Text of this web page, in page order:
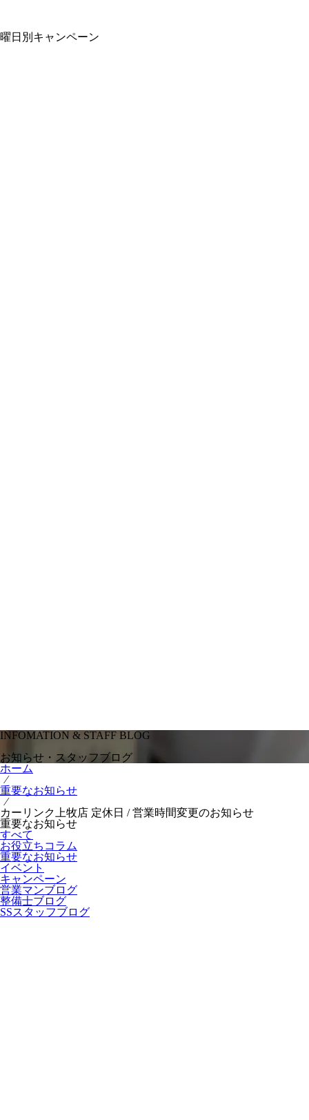
曜日別キャンペーン
INFOMATION & STAFF BLOG
お知らせ・スタッフブログ
ホーム
⁄
重要なお知らせ
⁄
カーリンク上牧店 定休日 / 営業時間変更のお知らせ
重要なお知らせ
すべて
お役立ちコラム
重要なお知らせ
イベント
キャンペーン
営業マンブログ
整備士ブログ
SSスタッフブログ